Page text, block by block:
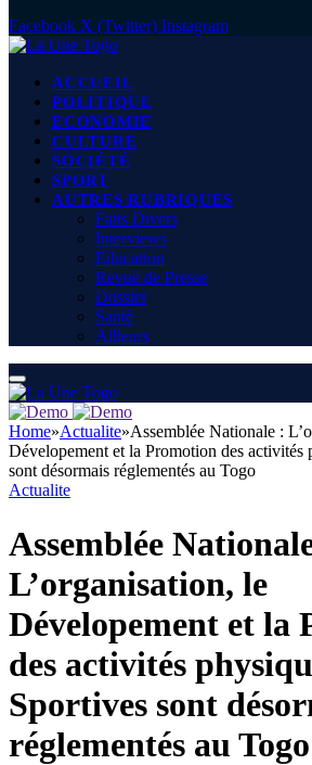
Facebook X (Twitter) Instagram
ACCUEIL
POLITIQUE
ECONOMIE
CULTURE
SOCIÉTÉ
SPORT
AUTRES RUBRIQUES
Faits Divers
Interviews
Education
Revue de Presse
Dossier
Santé
Ailleurs
Home»Actualite»Assemblée Nationale :
Dévelopement et la Promotion des activités
sont désormais réglementés au Togo
Actualite
Assemblée
L’organisation, le
Dévelopement et la
des activités
Sportives sont
réglementés au Togo